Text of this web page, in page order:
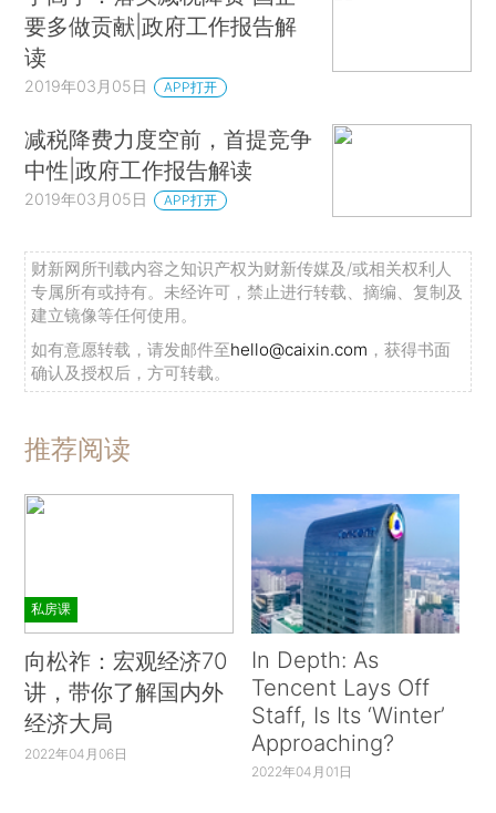
要多做贡献|政府工作报告解
读
2019年03月05日 APP打开
减税降费力度空前，首提竞争
中性|政府工作报告解读
2019年03月05日 APP打开
财新网所刊载内容之知识产权为财新传媒及/或相关权利人
专属所有或持有。未经许可，禁止进行转载、摘编、复制及
建立镜像等任何使用。
如有意愿转载，请发邮件至hello@caixin.com ，获得书面
确认及授权后，方可转载。
推荐阅读
私房课
向松祚：宏观经济70
讲，带你了解国内外
经济大局
2022年04月06日
In Depth: As
Tencent Lays Off
Staff, Is Its ‘Winter’
Approaching?
2022年04月01日